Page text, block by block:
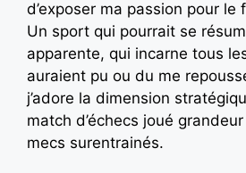
d’exposer ma passion pour le
Un sport qui pourrait se
apparente, qui incarne tous
auraient pu ou du me
j’adore la dimension
match d’échecs joué
mecs surentrainés.